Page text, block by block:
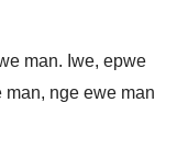
man. Iwe, epwe
nge ewe man